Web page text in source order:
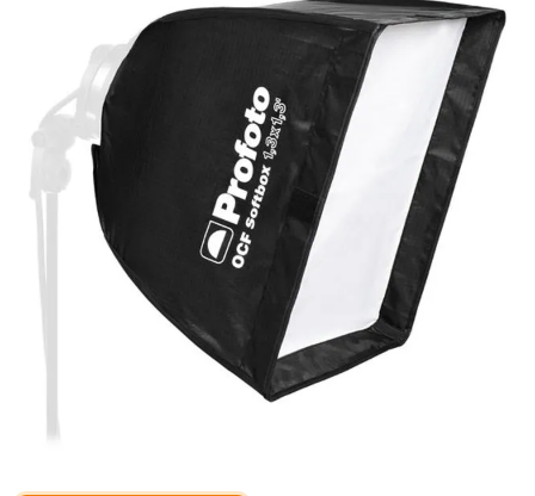
trepied telefon
peak design
5. canon sx740 hs
lavaliera
card memorie